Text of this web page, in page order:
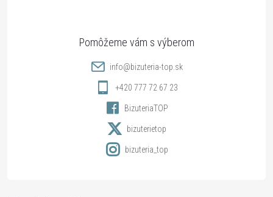
info@bizuteria-top.sk
+420 777 72 67 23
BizuteriaTOP
bizuterietop
bizuteria_top